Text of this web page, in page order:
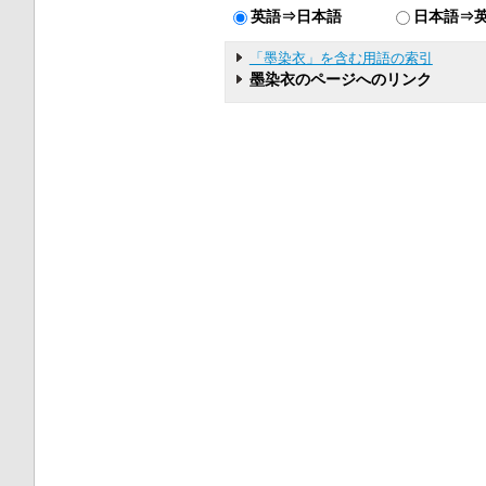
英語⇒日本語 日本語⇒
「墨染衣」を含む用語の索引
墨染衣のページへのリンク